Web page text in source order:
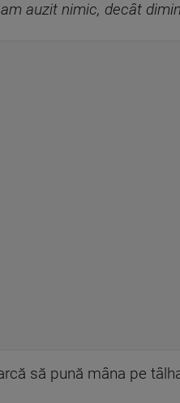
am auzit nimic, decât
să pună mâna pe